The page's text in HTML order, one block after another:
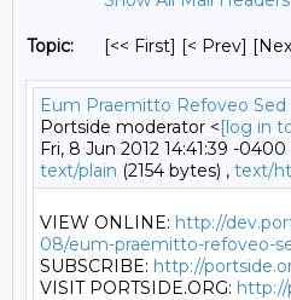
Topic: [<< First] [< Prev]
Eum Praemitto Refoveo Sed
Portside moderator <[log in
Fri, 8 Jun 2012 14:41:39 -0400
text/plain (2154 bytes) , text/
VIEW ONLINE: http://
08/eum-praemitto-refoveo-
SUBSCRIBE: http://
VISIT PORTSIDE.ORG: http://